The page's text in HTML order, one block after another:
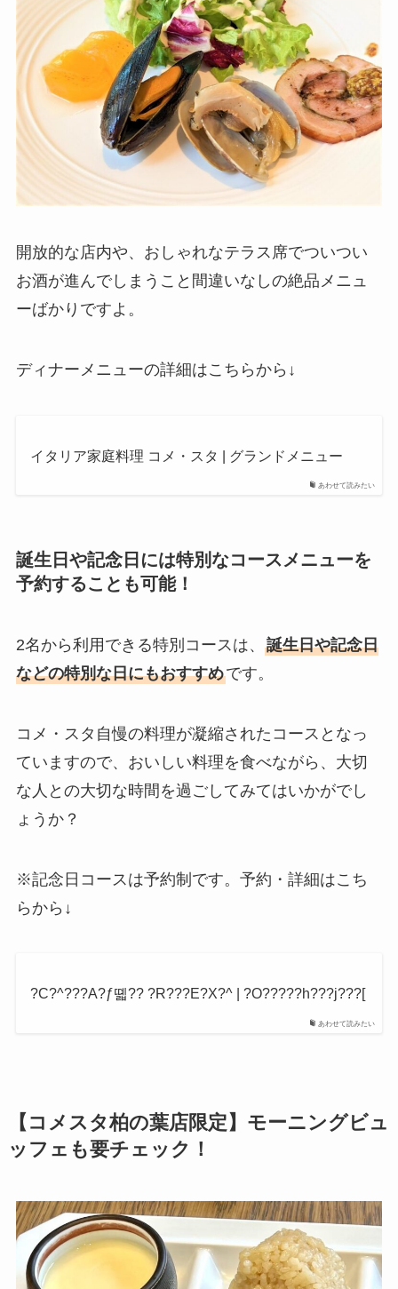
開放的な店内や、おしゃれなテラス席でついつい
お酒が進んでしまうこと間違いなしの絶品メニュ
ーばかりですよ。
ディナーメニューの詳細はこちらから↓
あわせて読みたい
イタリア家庭料理 コメ・スタ | グランドメニュー
誕生日や記念日には特別なコースメニューを
予約することも可能！
2名から利用できる特別コースは、 誕生日や記念日
などの特別な日にもおすすめです。
コメ・スタ自慢の料理が凝縮されたコースとなっ
ていますので、おいしい料理を食べながら、大切
な人との大切な時間を過ごしてみてはいかがでし
ょうか？
※記念日コースは予約制です。予約・詳細はこち
らから↓
あわせて読みたい
?C?^???A?ƒ뗿?? ?R???E?X?^ | ?O?????h???j???[
【コメスタ柏の葉店限定】モーニングビュ
ッフェも要チェック！